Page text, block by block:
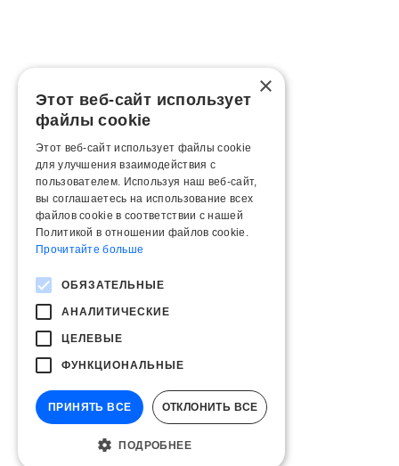
×
Этот веб-сайт использует
файлы cookie
Этот веб-сайт использует файлы cookie
для улучшения взаимодействия с
пользователем. Используя наш веб-сайт,
вы соглашаетесь на использование всех
файлов cookie в соответствии с нашей
Политикой в ​​отношении файлов cookie.
Прочитайте больше
ОБЯЗАТЕЛЬНЫЕ
АНАЛИТИЧЕСКИЕ
ЦЕЛЕВЫЕ
ФУНКЦИОНАЛЬНЫЕ
ПРИНЯТЬ ВСЕ ОТКЛОНИТЬ ВСЕ
ПОДРОБНЕЕ